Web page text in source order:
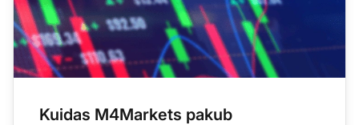
Kuidas M4Markets pakub